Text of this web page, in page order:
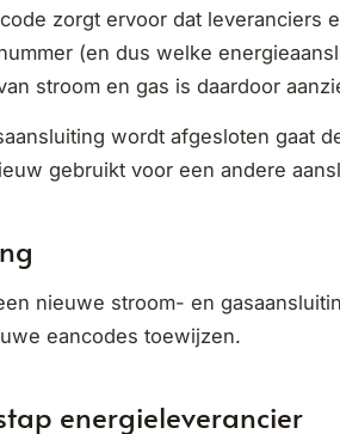
zorgt ervoor dat leveranciers
(en dus welke
stroom en gas is daardoor
wordt afgesloten gaat
gebruikt voor een andere
nieuwe stroom- en
eancodes toewijzen.
energieleverancier